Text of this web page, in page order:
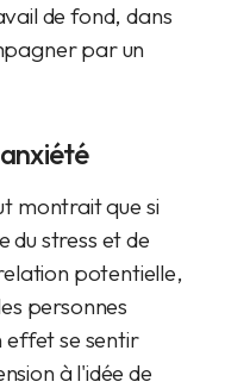
de fond, dans
par un
montrait que si
du stress et de
potentielle,
personnes
effet se sentir
à l'idée de